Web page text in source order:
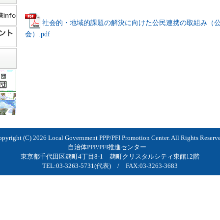
社会的・地域的課題の解決に向けた公民連携の取組み（
会）.pdf
(C) 2026 Local Government PPP/PFI Promotion Center. All Rights
自治体PPP/PFI推進センター
東京都千代田区麹町4丁目8-1 麹町クリスタルシティ東館12階
TEL:03-3263-5731(代表) / FAX:03-3263-3683